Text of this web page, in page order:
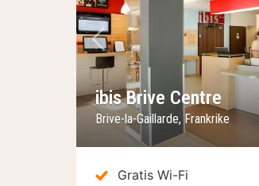
Föregående bild
ibis Brive Centre
Brive-la-Gaillarde, Frankrike
Gratis Wi-Fi